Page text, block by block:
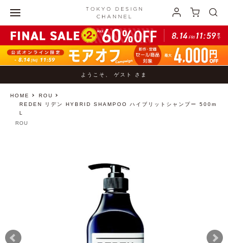
ようこそ、 ゲスト さま
HOME
ROU
REDEN リデン HYBRID SHAMPOO ハイブリットシャンプー 500m
L
ROU